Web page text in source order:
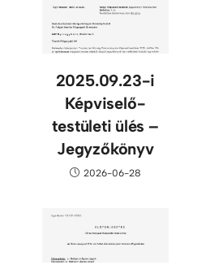
2025.09.23-i
Képviselő-
testületi ülés –
Jegyzőkönyv
2026-06-28